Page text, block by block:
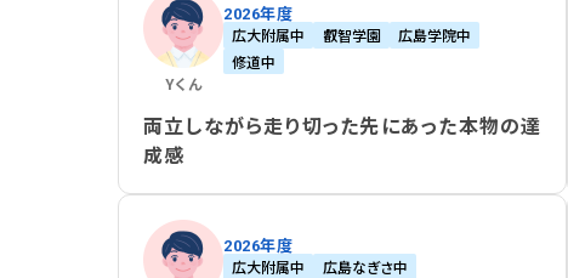
Yくん
2026年度
広大附属中 叡智学園
広島学院中
修道中
両立しながら走り切った先にあった本物の達
成感
2026年度
広大附属中
広島なぎさ中